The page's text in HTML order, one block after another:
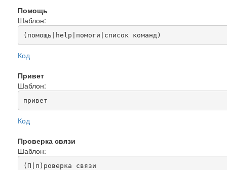
Помощь
Шаблон:
(помощь|help|помоги|список команд)
Код
Привет
Шаблон:
привет
Код
Проверка связи
Шаблон:
(П|п)роверка связи